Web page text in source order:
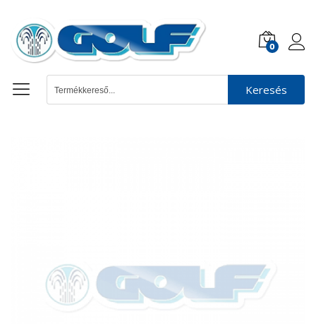
0
Keresés